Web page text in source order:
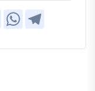
Telegram